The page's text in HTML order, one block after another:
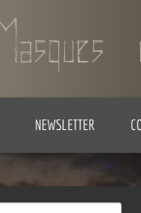
NEWSLETTER